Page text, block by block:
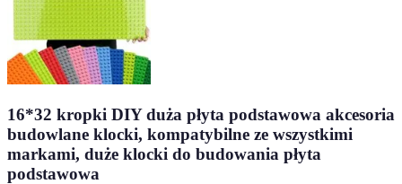
16*32 kropki DIY duża płyta podstawowa akcesoria
budowlane klocki, kompatybilne ze wszystkimi
markami, duże klocki do budowania płyta
podstawowa